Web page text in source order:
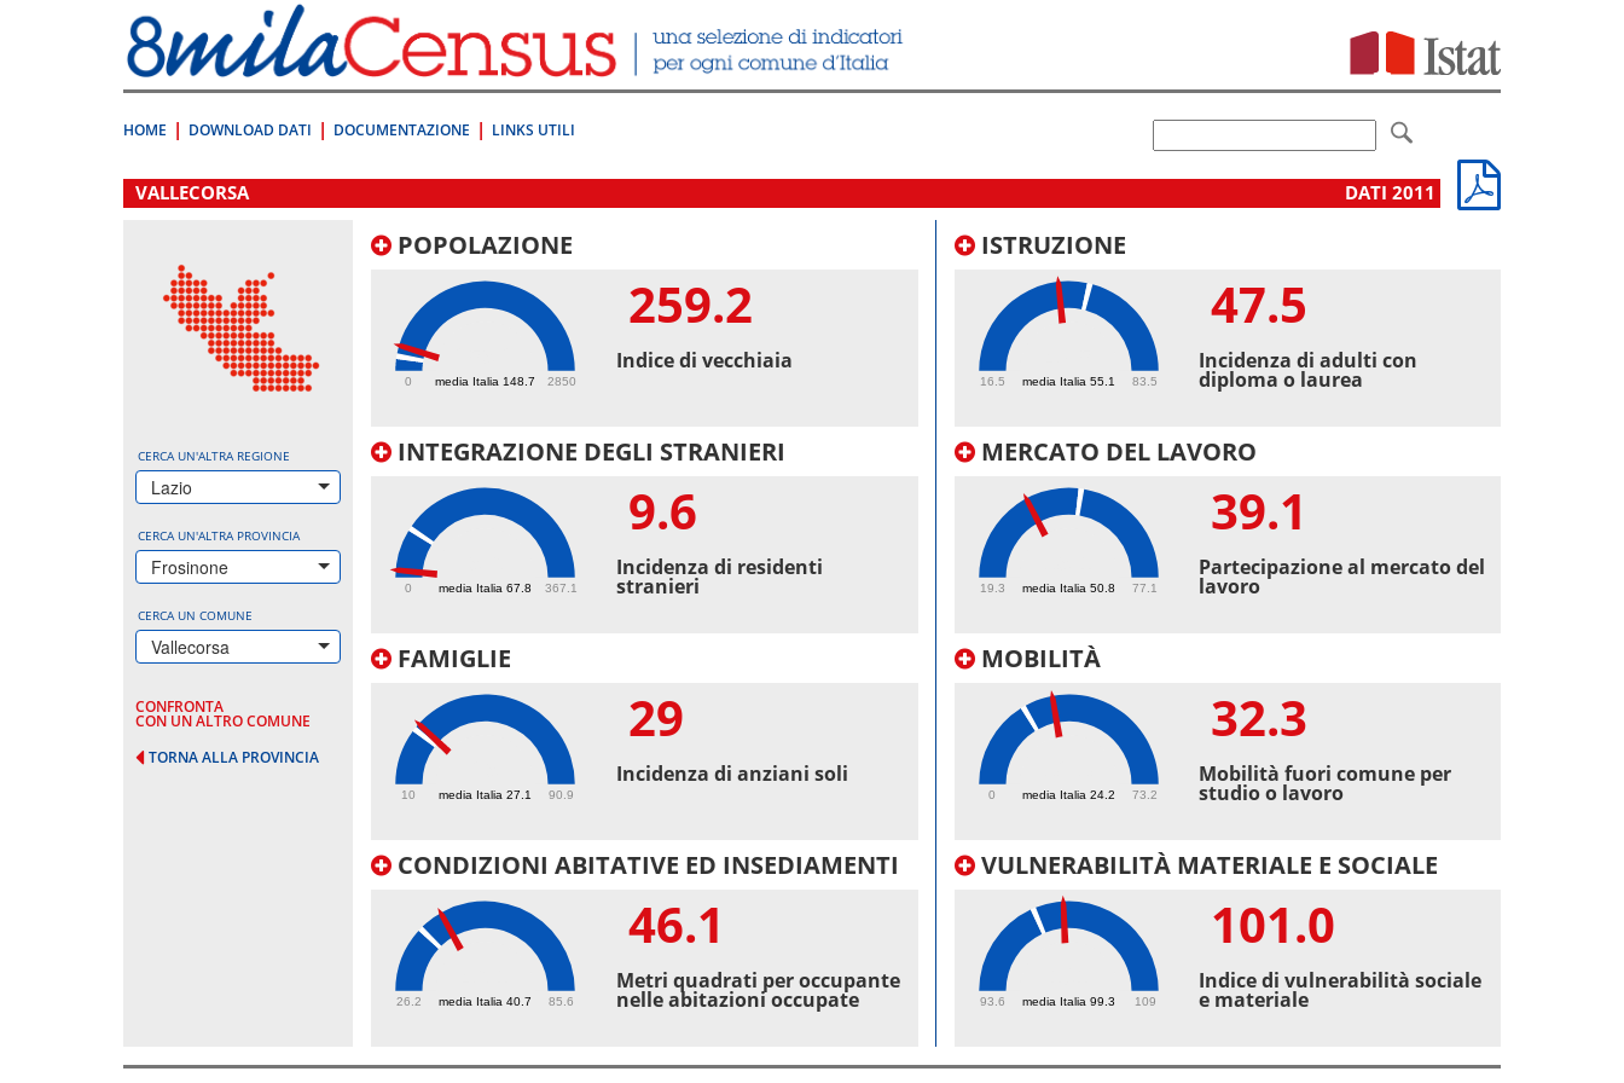
direttamente
a:
Contenuto
HOME DOWNLOAD DATI DOCUMENTAZIONE LINKS UTILI
.
VALLECORSA DATI 2011
CERCA UN'ALTRA REGIONE
Lazio
CERCA UN'ALTRA PROVINCIA
Frosinone
CERCA UN COMUNE
Vallecorsa
CONFRONTA
CON UN ALTRO COMUNE
TORNA ALLA PROVINCIA
POPOLAZIONE
media Italia 148.7
0 2850
259.2
Indice di vecchiaia
INTEGRAZIONE DEGLI STRANIERI
media Italia 67.8
0 367.1
9.6
Incidenza di residenti
stranieri
FAMIGLIE
media Italia 27.1
10 90.9
29
Incidenza di anziani soli
CONDIZIONI ABITATIVE ED INSEDIAMENTI
media Italia 40.7
26.2 85.6
46.1
Metri quadrati per occupante
nelle abitazioni occupate
ISTRUZIONE
media Italia 55.1
16.5 83.5
47.5
Incidenza di adulti con
diploma o laurea
MERCATO DEL LAVORO
media Italia 50.8
19.3 77.1
39.1
Partecipazione al mercato del
lavoro
MOBILITÀ
media Italia 24.2
0 73.2
32.3
Mobilità fuori comune per
studio o lavoro
VULNERABILITÀ MATERIALE E SOCIALE
media Italia 99.3
93.6 109
101.0
Indice di vulnerabilità sociale
e materiale